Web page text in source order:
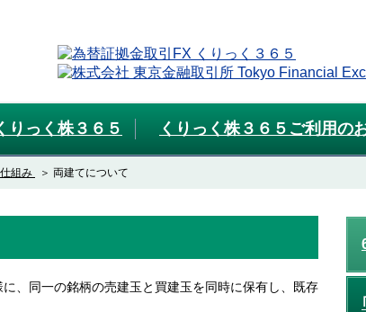
りっく株３６５ くりっく株３６５ご利用の
組み 両建てについて
、同一の銘柄の売建玉と買建玉を同時に保有し、既存